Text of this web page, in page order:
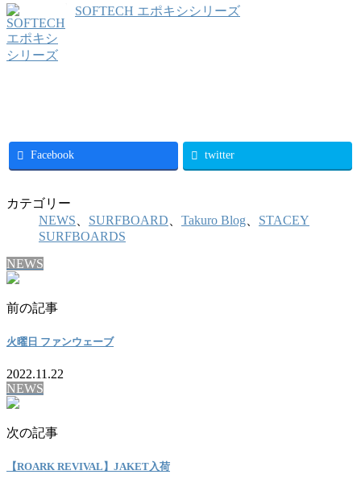
SOFTECH エポキシシリーズ
Facebook twitter
カテゴリー
NEWS
SURFBOARD Takuro Blog
STACEY
SURFBOARDS
NEWS
前の記事
火曜日 ファンウェーブ
2022.11.22
NEWS
次の記事
【ROARK REVIVAL】JAKET入荷